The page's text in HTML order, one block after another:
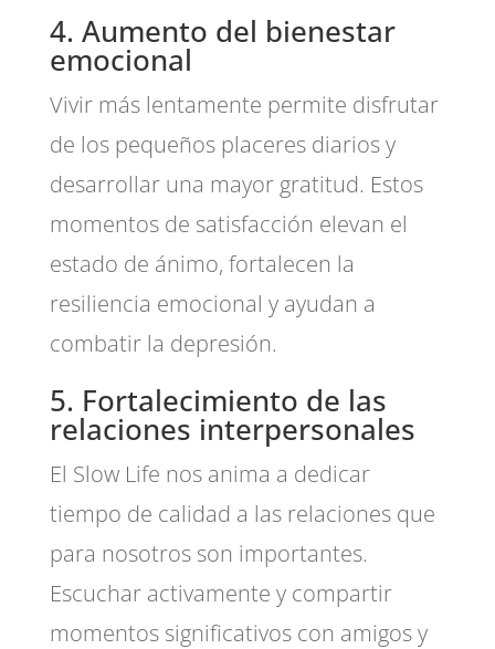
4. Aumento del bienestar
emocional
Vivir más lentamente permite disfrutar
de los pequeños placeres diarios y
desarrollar una mayor gratitud. Estos
momentos de satisfacción elevan el
estado de ánimo, fortalecen la
resiliencia emocional y ayudan a
combatir la depresión.
5. Fortalecimiento de las
relaciones interpersonales
El Slow Life nos anima a dedicar
tiempo de calidad a las relaciones que
para nosotros son importantes.
Escuchar activamente y compartir
momentos significativos con amigos y